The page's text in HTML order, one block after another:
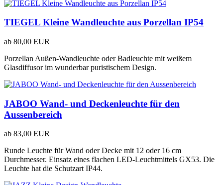
TIEGEL Kleine Wandleuchte aus Porzellan IP54
ab 80,00 EUR
Porzellan Außen-Wandleuchte oder Badleuchte mit weißem
Glasdiffusor im wunderbar puristischem Design.
JABOO Wand- und Deckenleuchte für den
Aussenbereich
ab 83,00 EUR
Runde Leuchte für Wand oder Decke mit 12 oder 16 cm
Durchmesser. Einsatz eines flachen LED-Leuchtmittels GX53. Die
Leuchte hat die Schutzart IP44.